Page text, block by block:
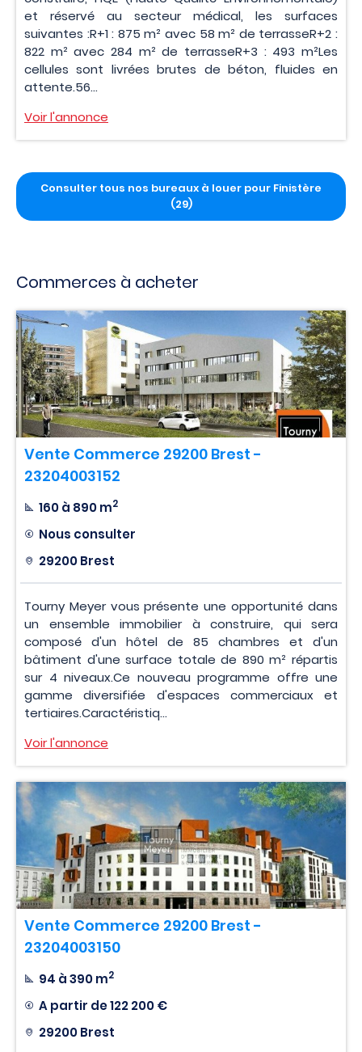
et réservé au secteur médical, les surfaces
suivantes :R+1 : 875 m² avec 58 m² de terrasseR+2 :
822 m² avec 284 m² de terrasseR+3 : 493 m²Les
cellules sont livrées brutes de béton, fluides en
attente.56...
Voir l'annonce
Consulter tous nos bureaux à louer pour Finistère
(29)
Commerces à acheter
Vente Commerce 29200 Brest -
23204003152
160 à 890 m2
Nous consulter
29200 Brest
Tourny Meyer vous présente une opportunité dans
un ensemble immobilier à construire, qui sera
composé d'un hôtel de 85 chambres et d'un
bâtiment d'une surface totale de 890 m² répartis
sur 4 niveaux.Ce nouveau programme offre une
gamme diversifiée d'espaces commerciaux et
tertiaires.Caractéristiq...
Voir l'annonce
Vente Commerce 29200 Brest -
23204003150
94 à 390 m2
A partir de122 200 €
29200 Brest